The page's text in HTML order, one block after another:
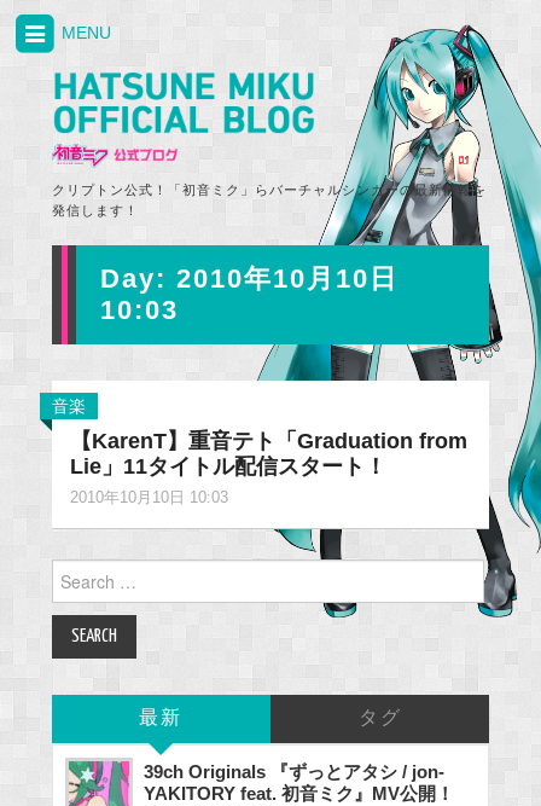
クリプトン公式！「初音ミク」らバーチャルシンガーの最新情報を
発信します！
MENU
Day: 2010年10月10日
10:03
音楽
【KarenT】重音テト「Graduation from
Lie」11タイトル配信スタート！
2010年10月10日 10:03
Search
for:
最新 タグ
39ch Originals 『ずっとアタシ / jon-
YAKITORY feat. 初音ミク』MV公開！